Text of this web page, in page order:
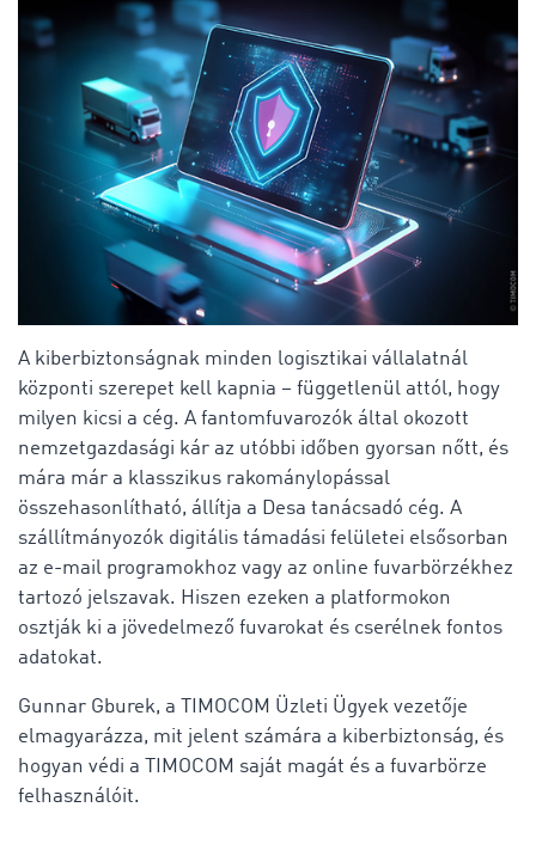
A kiberbiztonságnak minden logisztikai vállalatnál
központi szerepet kell kapnia – függetlenül attól, hogy
milyen kicsi a cég. A fantomfuvarozók által okozott
nemzetgazdasági kár az utóbbi időben gyorsan nőtt, és
mára már a klasszikus rakománylopással
összehasonlítható, állítja a Desa tanácsadó cég. A
szállítmányozók digitális támadási felületei elsősorban
az e-mail programokhoz vagy az online fuvarbörzékhez
tartozó jelszavak. Hiszen ezeken a platformokon
osztják ki a jövedelmező fuvarokat és cserélnek fontos
adatokat.
Gunnar Gburek, a TIMOCOM Üzleti Ügyek vezetője
elmagyarázza, mit jelent számára a kiberbiztonság, és
hogyan védi a TIMOCOM saját magát és a fuvarbörze
felhasználóit.